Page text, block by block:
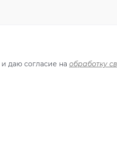
и даю согласие на обработку